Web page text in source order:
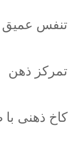
تنفس عمیق
تمرکز ذهن